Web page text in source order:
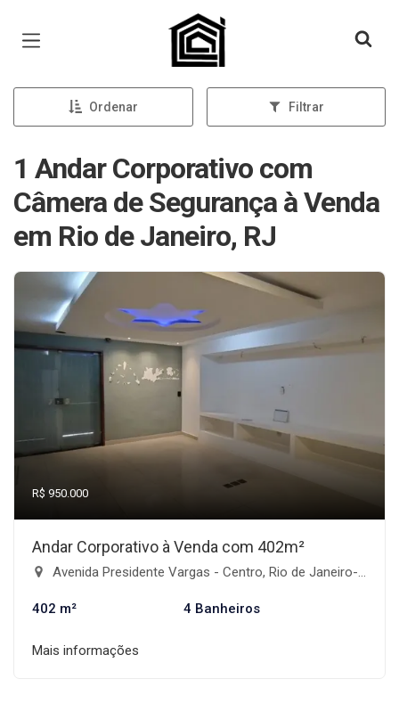
Página inicial
Ordenar Filtrar
1 Andar Corporativo com
Câmera de Segurança à Venda
em Rio de Janeiro, RJ
R$ 950.000
Andar Corporativo à Venda com 402m²
Avenida Presidente Vargas - Centro, Rio de Janeiro-RJ
402 m² 4 Banheiros
Mais informações